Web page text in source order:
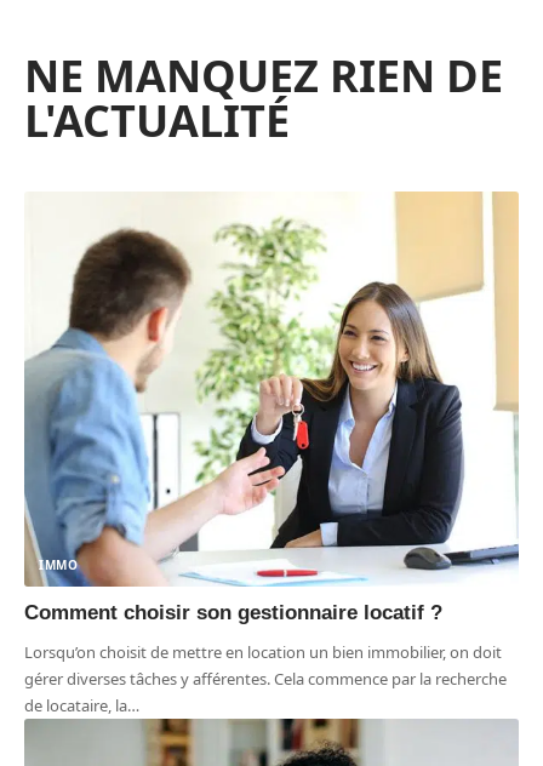
NE MANQUEZ RIEN DE
L'ACTUALITÉ
IMMO
Comment choisir son gestionnaire locatif ?
Lorsqu’on choisit de mettre en location un bien immobilier, on doit
gérer diverses tâches y afférentes. Cela commence par la recherche
de locataire, la…